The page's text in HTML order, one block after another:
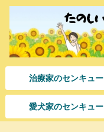
治療家のセンキュー
愛犬家のセンキュー